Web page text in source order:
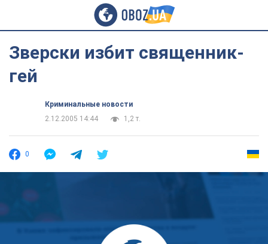
Зверски избит священник-
гей
Криминальные новости
2.12.2005 14:44
1,2 т.
0